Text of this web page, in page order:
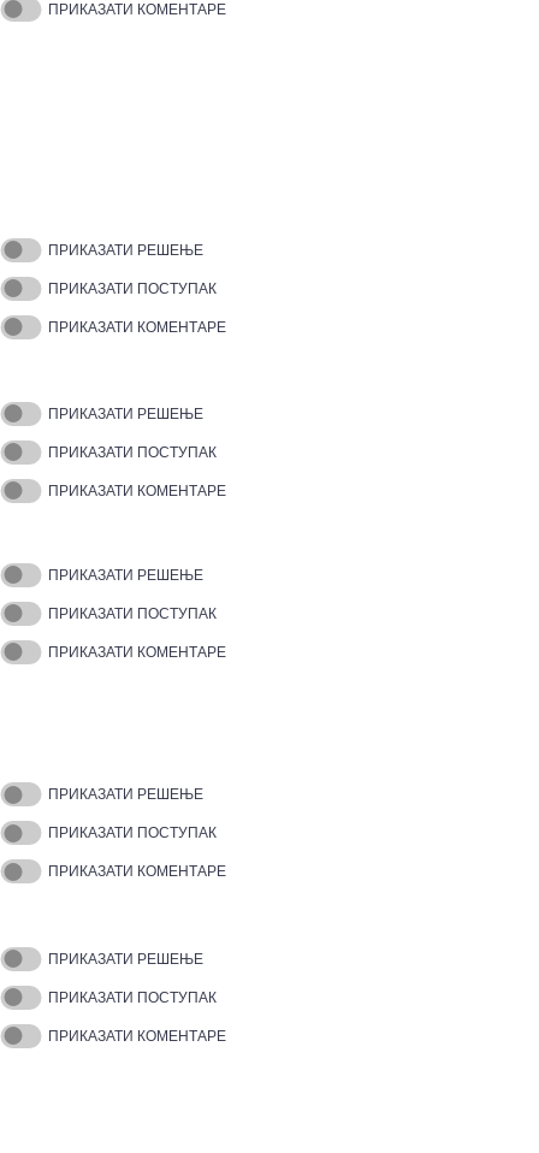
ПРИКАЗАТИ КОМЕНТАРЕ
ПРИКАЗАТИ РЕШЕЊЕ
ПРИКАЗАТИ ПОСТУПАК
ПРИКАЗАТИ КОМЕНТАРЕ
ПРИКАЗАТИ РЕШЕЊЕ
ПРИКАЗАТИ ПОСТУПАК
ПРИКАЗАТИ КОМЕНТАРЕ
ПРИКАЗАТИ РЕШЕЊЕ
ПРИКАЗАТИ ПОСТУПАК
ПРИКАЗАТИ КОМЕНТАРЕ
ПРИКАЗАТИ РЕШЕЊЕ
ПРИКАЗАТИ ПОСТУПАК
ПРИКАЗАТИ КОМЕНТАРЕ
ПРИКАЗАТИ РЕШЕЊЕ
ПРИКАЗАТИ ПОСТУПАК
ПРИКАЗАТИ КОМЕНТАРЕ